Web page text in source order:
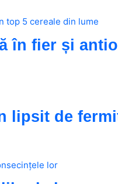
în fier și
lipsit de